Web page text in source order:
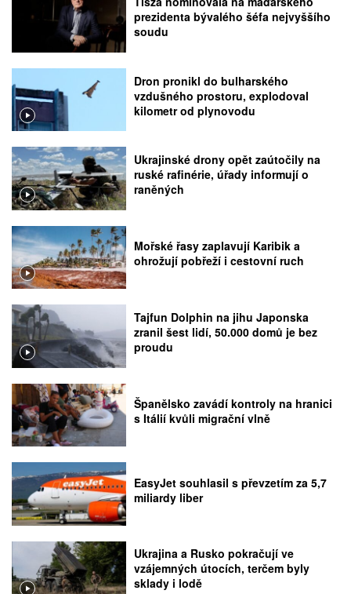
prezidenta bývalého šéfa nejvyššího
soudu
Dron pronikl do bulharského
vzdušného prostoru, explodoval
kilometr od plynovodu
Ukrajinské drony opět zaútočily na
ruské rafinérie, úřady informují o
raněných
Mořské řasy zaplavují Karibik a
ohrožují pobřeží i cestovní ruch
Tajfun Dolphin na jihu Japonska
zranil šest lidí, 50.000 domů je bez
proudu
Španělsko zavádí kontroly na hranici
s Itálií kvůli migrační vlně
EasyJet souhlasil s převzetím za 5,7
miliardy liber
Ukrajina a Rusko pokračují ve
vzájemných útocích, terčem byly
sklady i lodě